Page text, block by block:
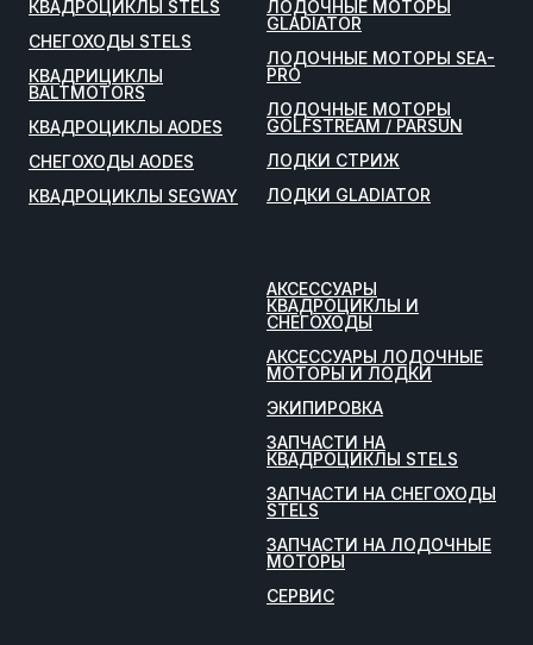
КВАДРОЦИКЛЫ STELS
СНЕГОХОДЫ STELS
КВАДРИЦИКЛЫ
BALTMOTORS
КВАДРОЦИКЛЫ AODES
СНЕГОХОДЫ AODES
КВАДРОЦИКЛЫ SEGWAY
ЛОДОЧНЫЕ МОТОРЫ
GLADIATOR
ЛОДОЧНЫЕ МОТОРЫ SEA-
PRO
ЛОДОЧНЫЕ МОТОРЫ
GOLFSTREAM / PARSUN
ЛОДКИ СТРИЖ
ЛОДКИ GLADIATOR
АКСЕССУАРЫ
КВАДРОЦИКЛЫ И
СНЕГОХОДЫ
АКСЕССУАРЫ ЛОДОЧНЫЕ
МОТОРЫ И ЛОДКИ
ЭКИПИРОВКА
ЗАПЧАСТИ НА
КВАДРОЦИКЛЫ STELS
ЗАПЧАСТИ НА СНЕГОХОДЫ
STELS
ЗАПЧАСТИ НА ЛОДОЧНЫЕ
МОТОРЫ
СЕРВИС